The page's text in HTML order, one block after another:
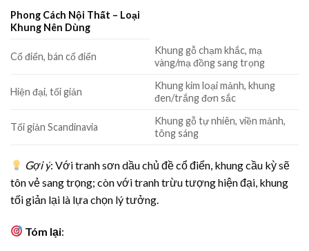
Phong Cách Nội Thất – Loại
Khung Nên Dùng
Cổ điển, bán cổ điển
Khung gỗ chạm khắc, mạ
vàng/mạ đồng sang trọng
Hiện đại, tối giản
Khung kim loại mảnh, khung
đen/trắng đơn sắc
Tối giản Scandinavia
Khung gỗ tự nhiên, viền mảnh,
tông sáng
Gợi ý: Với tranh sơn dầu chủ đề cổ điển, khung cầu kỳ sẽ
tôn vẻ sang trọng; còn với tranh trừu tượng hiện đại, khung
tối giản lại là lựa chọn lý tưởng.
Tóm lại: